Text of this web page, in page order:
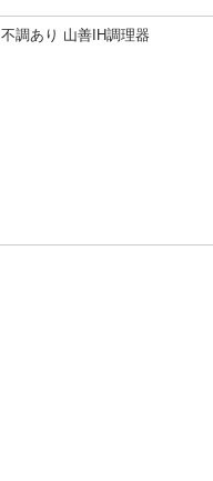
不調あり 山善IH調理器